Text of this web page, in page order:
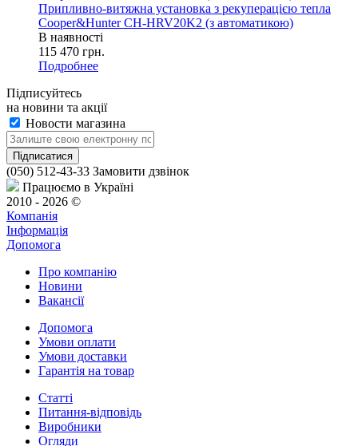
Припливно-витяжна установка з рекуперацією тепла
Cooper&Hunter CH-HRV20K2 (з автоматикою)
В наявності
115 470 грн.
Подробнее
Підписуйтесь
на новини та акції
Новости магазина
(050) 512-43-33 Замовити дзвінок
Працюємо в Україні
2010 - 2026 ©
Компанія
Інформація
Допомога
Про компанію
Новини
Вакансії
Допомога
Умови оплати
Умови доставки
Гарантія на товар
Статті
Питання-відповідь
Виробники
Огляди